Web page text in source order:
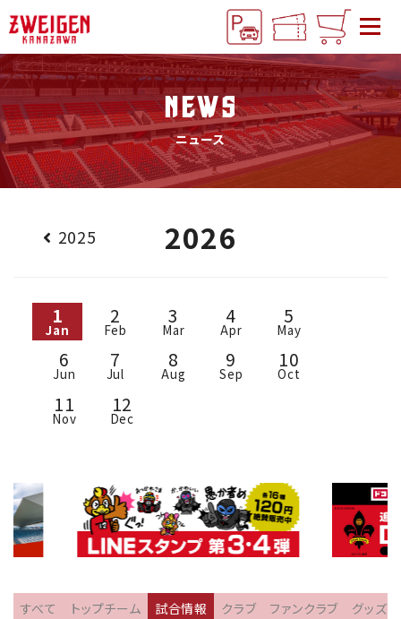
NEWS
ニュース
2025 2026
1
Jan
2
Feb
3
Mar
4
Apr
5
May
6
Jun
7
Jul
8
Aug
9
Sep
10
Oct
11
Nov
12
Dec
すべて トップチーム 試合情報 クラブ ファンクラブ グッズ